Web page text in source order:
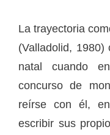
La trayectoria
(Valladolid, 1980)
natal cuando
concurso de
reírse con él,
escribir sus